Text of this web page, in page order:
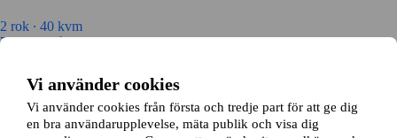
Vi använder cookies
Vi använder cookies från första och tredje part för att ge dig
en bra användarupplevelse, mäta publik och visa dig
2 rok ∙ 40 kvm
7680kr/mån